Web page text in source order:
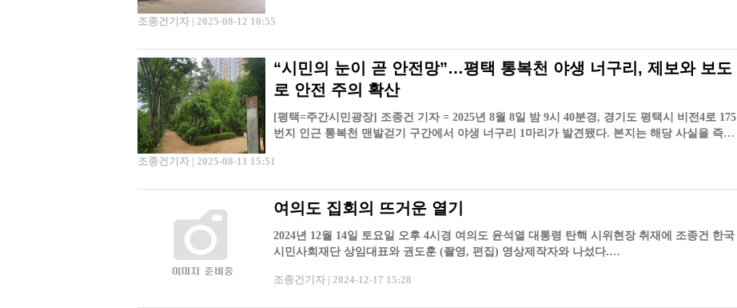
조종건기자 | 2025-08-12 10:55
“시민의 눈이 곧 안전망”…평택 통복천 야생 너구리, 제보와 보도
로 안전 주의 확산
[평택=주간시민광장] 조종건 기자 = 2025년 8월 8일 밤 9시 40분경, 경기도 평택시 비전4로 175
번지 인근 통복천 맨발걷기 구간에서 야생 너구리 1마리가 발견됐다. 본지는 해당 사실을 즉시
조종건기자 | 2025-08-11 15:51
여의도 집회의 뜨거운 열기
2024년 12월 14일 토요일 오후 4시경 여의도 윤석열 대통령 탄핵 시위현장 취재에 조종건 한국
시민사회재단 상임대표와 권도훈 (좔영, 편집) 영상제작자와 나섰다.…
조종건기자 | 2024-12-17 15:28